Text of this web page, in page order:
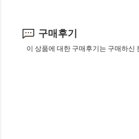
구매후기
이 상품에 대한 구매후기는 구매하신